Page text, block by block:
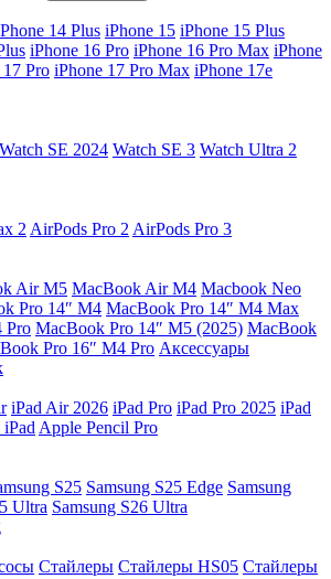
14 Plus iPhone 15 iPhone 15 Plus
iPhone 16 Pro iPhone 16 Pro Max iPhone
Pro iPhone 17 Pro Max iPhone 17e
Watch SE 2024 Watch SE 3 Watch Ultra 2
2 AirPods Pro 2 AirPods Pro 3
Air M5 MacBook Air М4 Macbook Neo
Pro 14″ M4 MacBook Pro 14″ M4 Max
Pro MacBook Pro 14″ M5 (2025) MacBook
Pro 16″ M4 Pro Аксессуары
iPad Air 2026 iPad Pro iPad Pro 2025 iPad
Apple Pencil Pro
S25 Samsung S25 Edge Samsung
Ultra Samsung S26 Ultra
Стайлеры Стайлеры HS05 Стайлеры